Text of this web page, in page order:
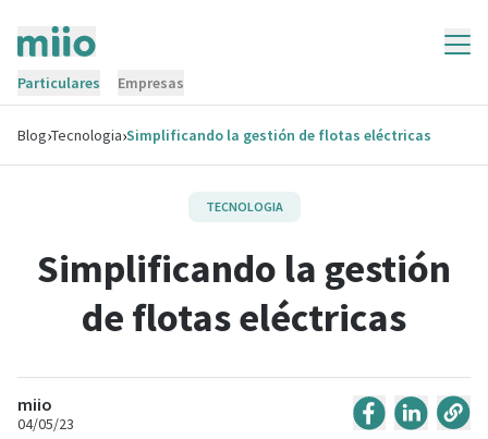
Particulares Empresas
Blog›Tecnologia›Simplificando la gestión de flotas eléctricas
TECNOLOGIA
Simplificando la gestión
de flotas eléctricas
miio
04/05/23